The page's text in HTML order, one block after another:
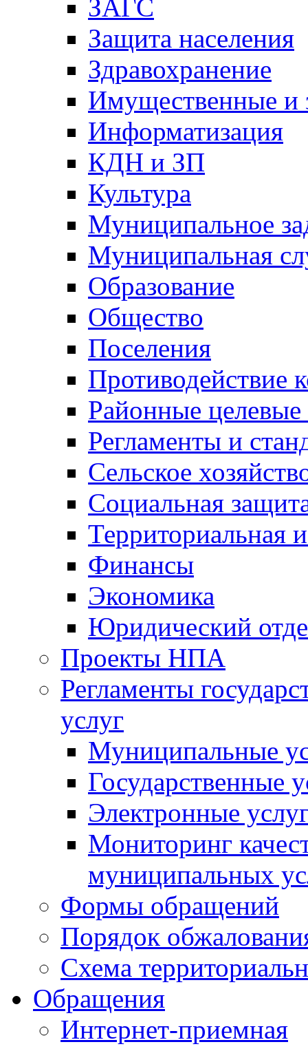
ЗАГС
Защита населения
Здравохранение
Имущественные и
Информатизация
КДН и ЗП
Культура
Муниципальное
Муниципальная
Образование
Общество
Поселения
Противодействие
Районные
Регламенты и
Сельское
Социальная
Территориальная
Финансы
Экономика
Юридический
Проекты НПА
Регламенты
услуг
Муниципальные
Государственные
Электронные
Мониторинг
муниципальных
Формы обращений
Порядок
Схема
Обращения
Интернет-приемная